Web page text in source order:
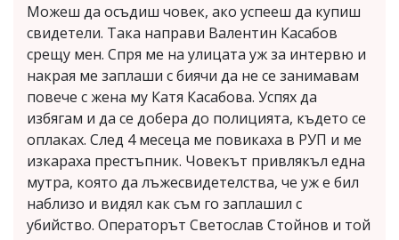
Можеш да осъдиш човек, ако успееш да купиш
свидетели. Така направи Валентин Касабов
срещу мен. Спря ме на улицата уж за интервю и
накрая ме заплаши с биячи да не се занимавам
повече с жена му Катя Касабова. Успях да
избягам и да се добера до полицията, където се
оплаках. След 4 месеца ме повикаха в РУП и ме
изкараха престъпник. Човекът привлякъл една
мутра, която да лъжесвидетелства, че уж е бил
наблизо и видял как съм го заплашил с
убийство. Операторът Светослав Стойнов и той